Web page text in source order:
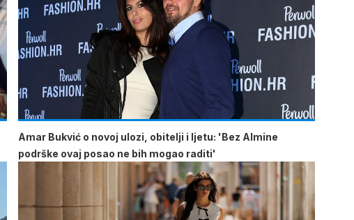
Amar Bukvić o novoj ulozi, obitelji i ljetu: 'Bez Almine
podrške ovaj posao ne bih mogao raditi'